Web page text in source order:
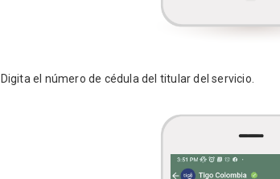
Digita el número de cédula del titular del servicio.